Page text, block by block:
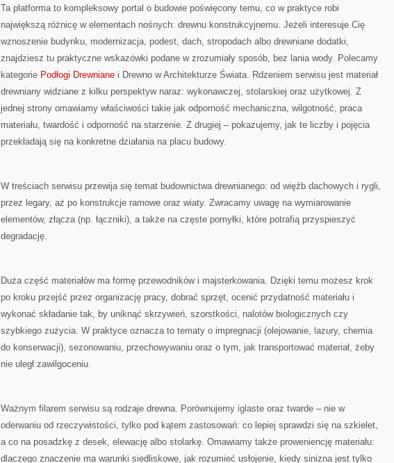
Ta platforma to kompleksowy portal o budowie poświęcony temu, co w praktyce robi
największą różnicę w elementach nośnych: drewnu konstrukcyjnemu. Jeżeli interesuje Cię
wznoszenie budynku, modernizacja, podest, dach, stropodach albo drewniane dodatki,
znajdziesz tu praktyczne wskazówki podane w zrozumiały sposób, bez lania wody. Polecamy
kategorie Podłogi Drewniane i Drewno w Architekturze Świata. Rdzeniem serwisu jest materiał
drewniany widziane z kilku perspektyw naraz: wykonawczej, stolarskiej oraz użytkowej. Z
jednej strony omawiamy właściwości takie jak odporność mechaniczna, wilgotność, praca
materiału, twardość i odporność na starzenie. Z drugiej – pokazujemy, jak te liczby i pojęcia
przekładają się na konkretne działania na placu budowy.
W treściach serwisu przewija się temat budownictwa drewnianego: od więźb dachowych i rygli,
przez legary, aż po konstrukcje ramowe oraz wiaty. Zwracamy uwagę na wymiarowanie
elementów, złącza (np. łączniki), a także na częste pomyłki, które potrafią przyspieszyć
degradację.
Duża część materiałów ma formę przewodników i majsterkowania. Dzięki temu możesz krok
po kroku przejść przez organizację pracy, dobrać sprzęt, ocenić przydatność materiału i
wykonać składanie tak, by uniknąć skrzywień, szorstkości, nalotów biologicznych czy
szybkiego zużycia. W praktyce oznacza to tematy o impregnacji (olejowanie, lazury, chemia
do konserwacji), sezonowaniu, przechowywaniu oraz o tym, jak transportować materiał, żeby
nie uległ zawilgoceniu.
Ważnym filarem serwisu są rodzaje drewna. Porównujemy iglaste oraz twarde – nie w
oderwaniu od rzeczywistości, tylko pod kątem zastosowań: co lepiej sprawdzi się na szkielet,
a co na posadzkę z desek, elewację albo stolarkę. Omawiamy także proweniencję materiału:
dlaczego znaczenie ma warunki siedliskowe, jak rozumieć usłojenie, kiedy sinizna jest tylko